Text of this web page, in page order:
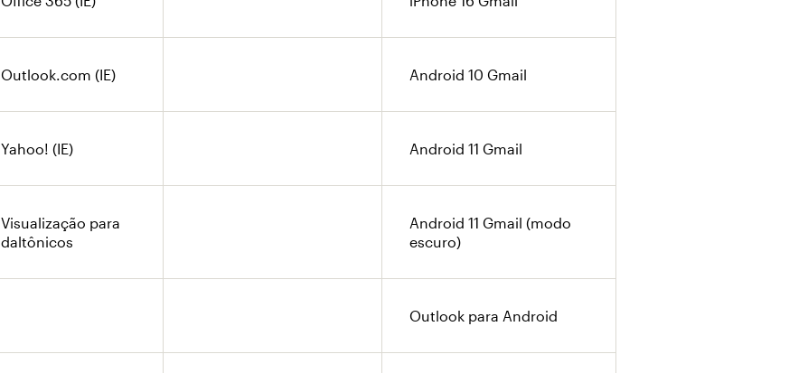
Outlook.com (IE) Android 10 Gmail
Yahoo! (IE) Android 11 Gmail
Visualização para
daltônicos
Android 11 Gmail (modo
escuro)
Outlook para Android